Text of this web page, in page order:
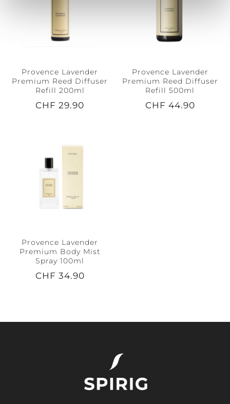
Provence Lavender
Premium Reed Diffuser
Refill 200ml
CHF 29.90
Provence Lavender
Premium Reed Diffuser
Refill 500ml
CHF 44.90
Provence Lavender
Premium Body Mist
Spray 100ml
CHF 34.90